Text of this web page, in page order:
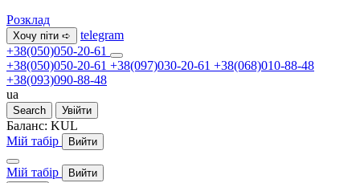
Розклад
Хочу піти ➪
telegram
+38(050)050-20-61
+38(050)050-20-61 +38(097)030-20-61 +38(068)010-88-48
+38(093)090-88-48
ua
Search Увійти
Баланс: KUL
Мій табір
Вийти
Мій табір
Вийти